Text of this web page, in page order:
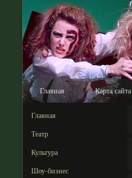
Главная Карта сайта
Главная
Театр
Культура
Шоу-бизнес